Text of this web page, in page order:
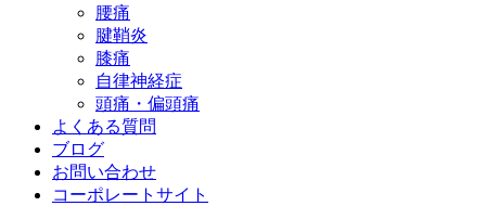
腰痛
腱鞘炎
膝痛
自律神経症
頭痛・偏頭痛
よくある質問
ブログ
お問い合わせ
コーポレートサイト